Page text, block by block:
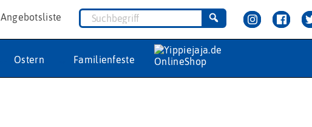
Angebotsliste
Ostern Familienfeste